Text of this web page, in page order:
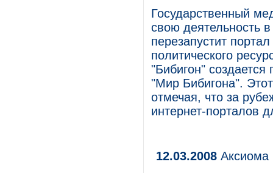
Государственный
свою деятельность
перезапустит
политического
"Бибигон" создается
"Мир Бибигона".
отмечая, что за
интернет-порталов
12.03.2008 Аксиома